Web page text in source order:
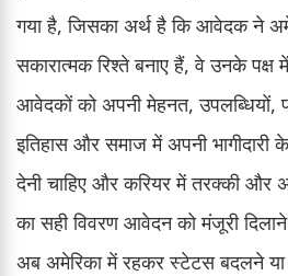
गया है, जिसका अर्थ है कि आवेदक ने
सकारात्मक रिश्ते बनाए हैं, वे उनके
आवेदकों को अपनी मेहनत, उपलब्धियों,
इतिहास और समाज में अपनी भागीदारी
देनी चाहिए और करियर में तरक्की और
का सही विवरण आवेदन को मंजूरी
अब अमेरिका में रहकर स्टेटस बदलने